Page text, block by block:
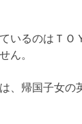
いるのはＴＯ
ん。
、帰国子女の